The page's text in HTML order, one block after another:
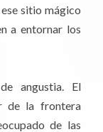
sitio mágico
a entornar los
angustia. El
de la frontera
de las